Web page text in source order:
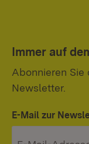
Immer auf
Abonnieren
Newsletter.
E-Mail zur